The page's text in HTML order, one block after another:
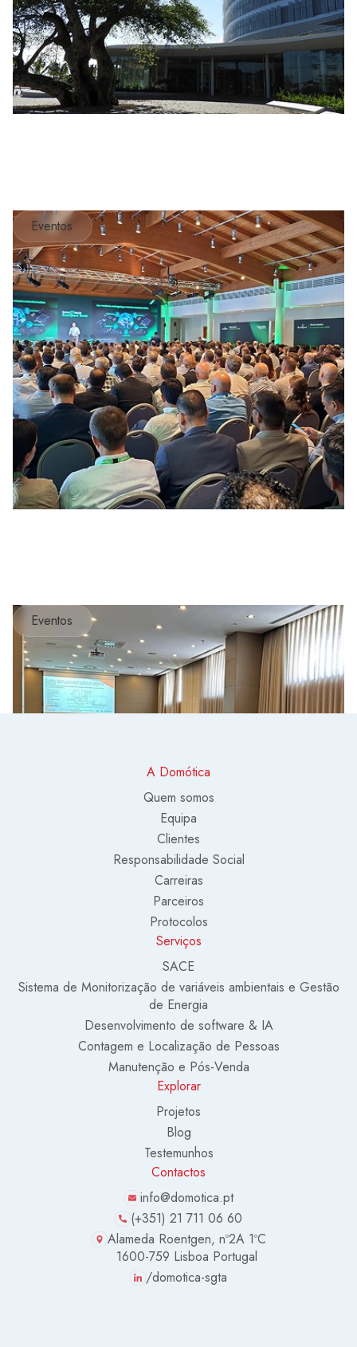
Eventos
Eventos
A Domótica
Quem somos
Equipa
Clientes
Responsabilidade Social
Carreiras
Parceiros
Protocolos
Serviços
SACE
Sistema de Monitorização de variáveis ambientais e Gestão
de Energia
Desenvolvimento de software & IA
Contagem e Localização de Pessoas
Manutenção e Pós-Venda
Explorar
Projetos
Blog
Testemunhos
Contactos
info@domotica.pt
(+351) 21 711 06 60
Alameda Roentgen, nº2A 1ºC
1600-759 Lisboa Portugal
/domotica-sgta